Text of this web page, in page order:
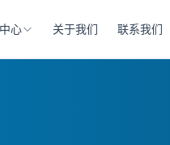
心 关于我们 联系我们